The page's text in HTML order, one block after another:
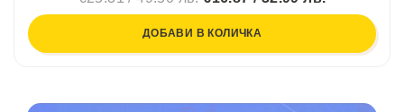
ДОБАВИ В КОЛИЧКА